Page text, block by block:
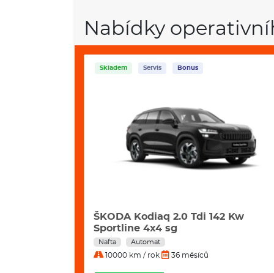
Nabídky
Servis Bonus
VW Tayron 2,0 Tdi 142 kW 4motion
Line DSG automat
Nafta Automat
10000 km / rok 36 měsíců